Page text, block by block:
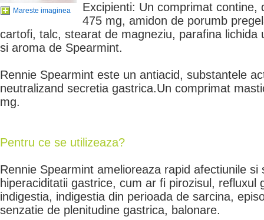
Mareste imaginea
Excipienti: Un comprimat contine,
475 mg, amidon de porumb
cartofi, talc, stearat de magneziu, parafina lichida
si aroma de Spearmint.
Rennie Spearmint este un antiacid, substantele
neutralizand secretia gastrica.Un comprimat
mg.
Pentru ce se utilizeaza?
Rennie Spearmint amelioreaza rapid afectiunile si
hiperaciditatii gastrice, cum ar fi pirozisul, refluxul
indigestia, indigestia din perioada de sarcina,
senzatie de plenitudine gastrica, balonare.